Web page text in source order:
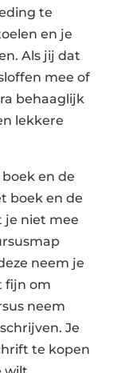
te
en je
Als jij dat
mee of
behaaglijk
lekkere
en de
boek en de
je niet mee
neem je
fijn om
neem
Je
te kopen